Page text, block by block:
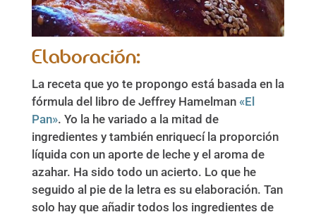
Elaboración:
La receta que yo te propongo está basada en la
fórmula del libro de Jeffrey Hamelman «El
Pan». Yo la he variado a la mitad de
ingredientes y también enriquecí la proporción
líquida con un aporte de leche y el aroma de
azahar. Ha sido todo un acierto. Lo que he
seguido al pie de la letra es su elaboración. Tan
solo hay que añadir todos los ingredientes de